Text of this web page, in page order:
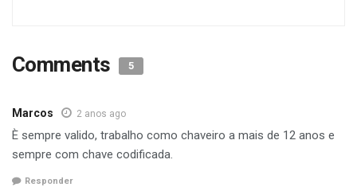
Comments 5
Marcos 2 anos ago
È sempre valido, trabalho como chaveiro a mais de 12 anos e
sempre com chave codificada.
Responder